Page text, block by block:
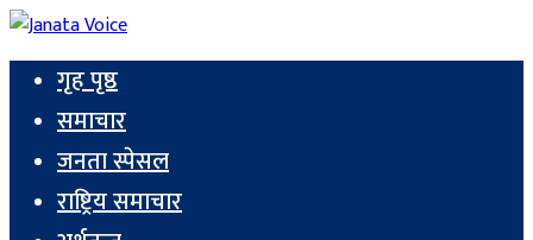
गृह पृष्ठ
समाचार
जनता स्पेसल
राष्ट्रिय समाचार